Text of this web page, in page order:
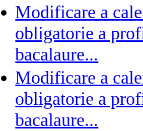
Modificare a
obligatorie a
bacalaure...
Modificare a
obligatorie a
bacalaure...